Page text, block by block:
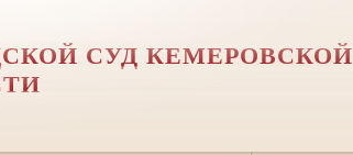
СУД КЕМЕРОВСКОЙ